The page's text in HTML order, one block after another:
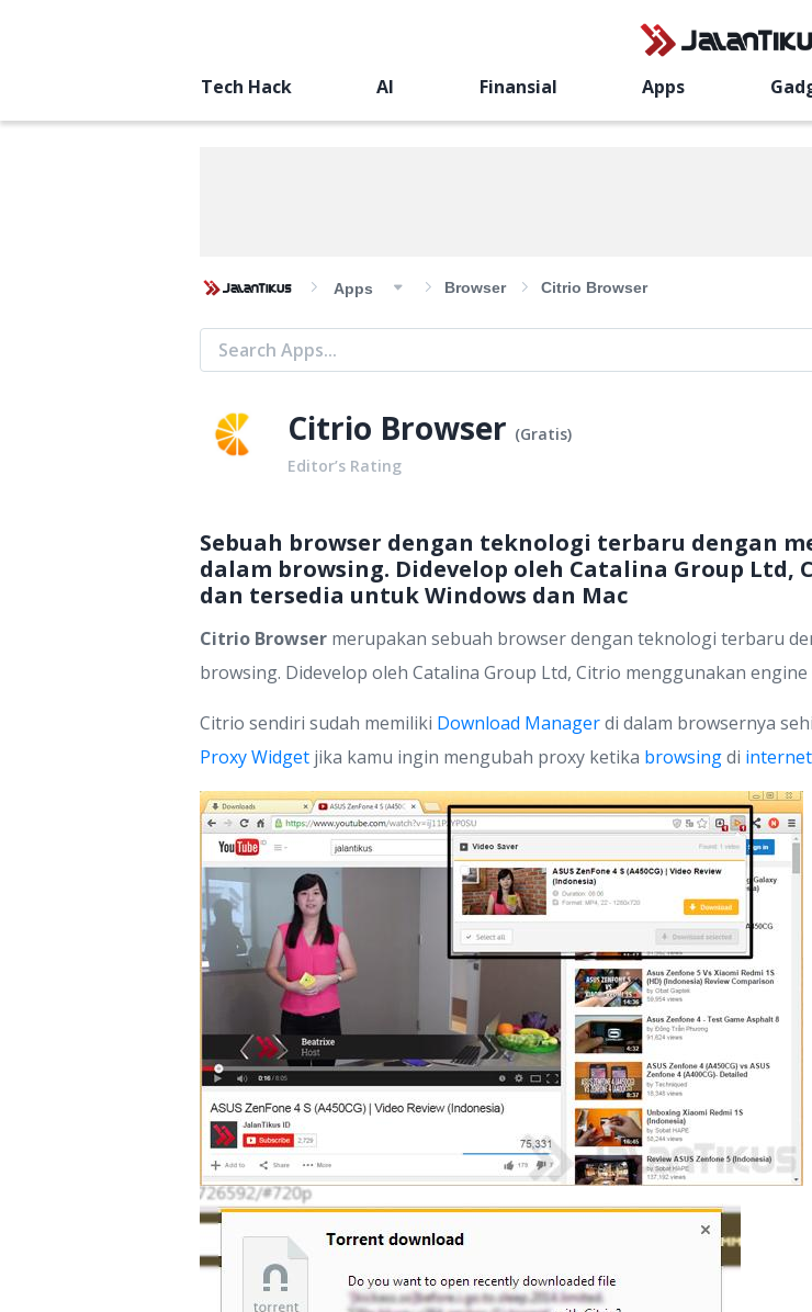
Tech Hack AI Finansial Apps
Apps Browser Citrio Browser
Citrio Browser (Gratis)
Editor’s Rating
Sebuah browser dengan teknologi terbaru dengan
dalam browsing. Didevelop oleh Catalina Group
dan tersedia untuk Windows dan Mac
Citrio Browser merupakan sebuah browser dengan teknologi terbaru
browsing. Didevelop oleh Catalina Group Ltd, Citrio menggunakan engine
Citrio sendiri sudah memiliki Download Managerdi dalam browsernya
ProxyWidget jika kamu ingin mengubah proxy ketika browsingdi internet